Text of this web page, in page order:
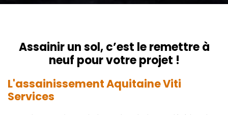
Assainir un sol, c’est le remettre à
neuf pour votre projet !
L'assainissement Aquitaine Viti
Services